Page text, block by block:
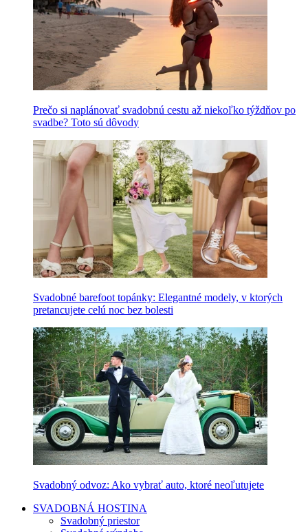
Prečo si naplánovať svadobnú cestu až niekoľko týždňov po
svadbe? Toto sú dôvody
Svadobné barefoot topánky: Elegantné modely, v ktorých
pretancujete celú noc bez bolesti
Svadobný odvoz: Ako vybrať auto, ktoré neoľutujete
SVADOBNÁ HOSTINA
Svadobný priestor